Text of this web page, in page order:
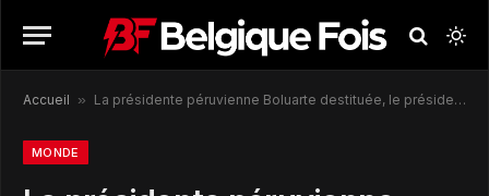
Accueil » La présidente péruvienne Boluarte destituée, le président du Parlement assume l’intérim
MONDE